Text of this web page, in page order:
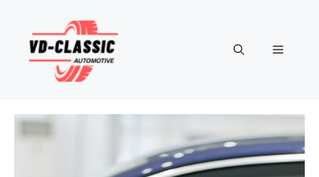
contenu
Menu